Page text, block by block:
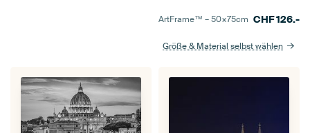
ArtFrame™ –50×75cm CHF126.-
Größe & Material selbst wählen